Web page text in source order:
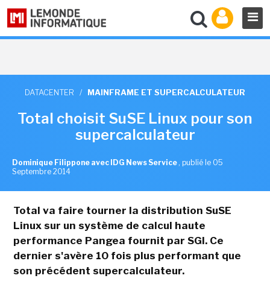
DATACENTER / MAINFRAME ET SUPERCALCULATEUR
Total choisit SuSE Linux pour son
supercalculateur
Dominique Filippone avec IDG News Service , publié le 05
Septembre 2014
Total va faire tourner la distribution SuSE
Linux sur un système de calcul haute
performance Pangea fournit par SGI. Ce
dernier s'avère 10 fois plus performant que
son précédent supercalculateur.